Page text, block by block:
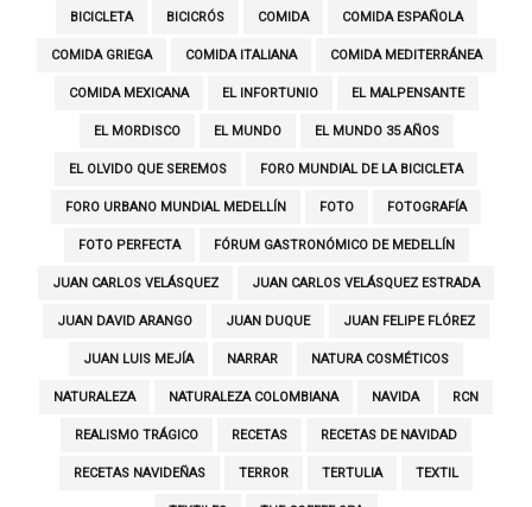
BICICLETA BICICRÓS COMIDA COMIDA ESPAÑOLA
COMIDA GRIEGA COMIDA ITALIANA COMIDA MEDITERRÁNEA
COMIDA MEXICANA EL INFORTUNIO EL MALPENSANTE
EL MORDISCO EL MUNDO EL MUNDO 35 AÑOS
EL OLVIDO QUE SEREMOS FORO MUNDIAL DE LA BICICLETA
FORO URBANO MUNDIAL MEDELLÍN FOTO FOTOGRAFÍA
FOTO PERFECTA FÓRUM GASTRONÓMICO DE MEDELLÍN
JUAN CARLOS VELÁSQUEZ JUAN CARLOS VELÁSQUEZ ESTRADA
JUAN DAVID ARANGO JUAN DUQUE JUAN FELIPE FLÓREZ
JUAN LUIS MEJÍA NARRAR NATURA COSMÉTICOS
NATURALEZA NATURALEZA COLOMBIANA NAVIDA RCN
REALISMO TRÁGICO RECETAS RECETAS DE NAVIDAD
RECETAS NAVIDEÑAS TERROR TERTULIA TEXTIL